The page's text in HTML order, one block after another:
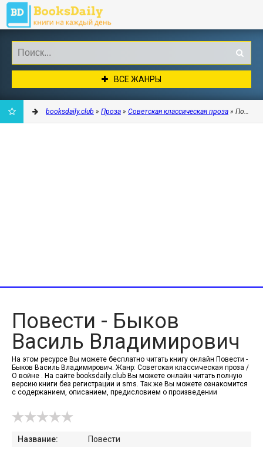
ВСЕ ЖАНРЫ
booksdaily.club » Проза » Советская классическая проза »
Повести - Быков
Василь Владимирович
На этом ресурсе Вы можете бесплатно читать книгу онлайн Повести -
Быков Василь Владимирович. Жанр: Советская классическая проза /
О войне . На сайте booksdaily.club Вы можете онлайн читать полную
версию книги без регистрации и sms. Так же Вы можете ознакомится
с содержанием, описанием, предисловием о произведении
Название: Повести